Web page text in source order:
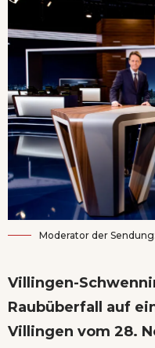
Moderator der
Villingen-
Raubüberfall auf
Villingen vom 28.